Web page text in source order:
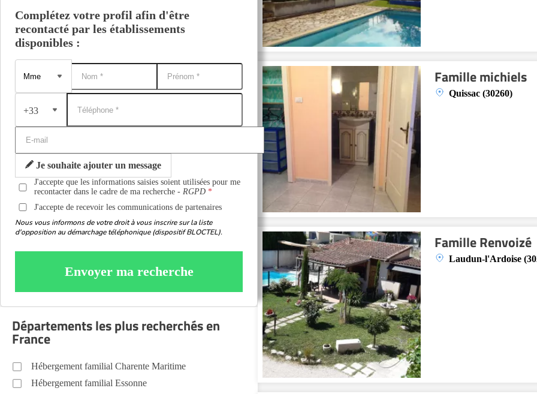
Famille michiels
Quissac (30260)
Famille Renvoizé
Laudun-l'Ardoise
Complétez votre profil afin d'être
recontacté par les établissements
disponibles :
+33
Je souhaite ajouter un message
J'accepte que les informations saisies soient utilisées pour me
recontacter dans le cadre de ma recherche -RGPD
J'accepte de recevoir les communications de partenaires
Nous vous informons de votre droit à vous inscrire sur la liste
d'opposition au démarchage téléphonique (dispositif BLOCTEL).
Envoyer ma recherche
Départements les plus recherchés en
France
Hébergement familial Charente Maritime
Hébergement familial Essonne